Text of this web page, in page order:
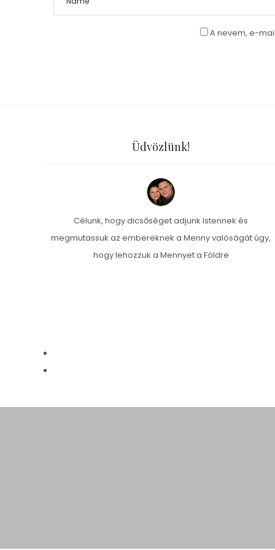
A nevem, e-
Üdvözlünk!
Célunk, hogy dicsőséget adjunk Istennek és
megmutassuk az embereknek a Menny valóságát úgy,
hogy lehozzuk a Mennyet a Földre